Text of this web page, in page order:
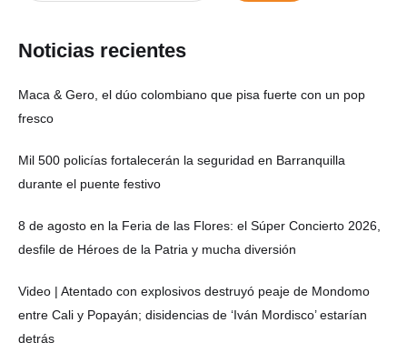
Noticias recientes
Maca & Gero, el dúo colombiano que pisa fuerte con un pop
fresco
Mil 500 policías fortalecerán la seguridad en Barranquilla
durante el puente festivo
8 de agosto en la Feria de las Flores: el Súper Concierto 2026,
desfile de Héroes de la Patria y mucha diversión
Video | Atentado con explosivos destruyó peaje de Mondomo
entre Cali y Popayán; disidencias de ‘Iván Mordisco’ estarían
detrás